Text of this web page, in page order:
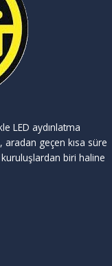
LED aydınlatma
geçen kısa süre
biri haline